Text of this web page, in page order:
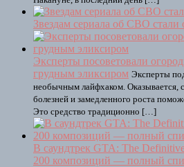
Звездам сериала об СВО стали
Эксперты посоветовали
грудным эликсиром Эксперты
необычным лайфхаком. Оказывается,
болезней и замедленного роста
Это средство традиционно […]
В саундтрек GTA: The
200 композиций — полный